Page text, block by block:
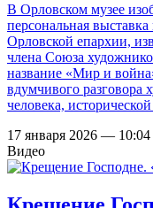
В Орловском музее
персональная
Орловской епархии,
члена Союза
название «Мир и
вдумчивого разговора
человека,
17 января 2026 — 10:04
Видео